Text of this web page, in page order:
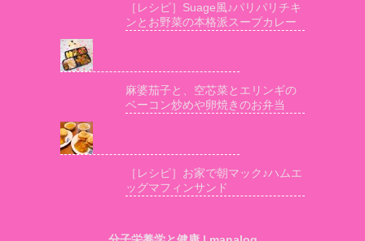
［レシピ］Suage風♪パリパリチキ
ンとお野菜の本格派スープカレー
麻婆茄子と、空芯菜とエリンギの
ベーコン炒めや卵焼きのお弁当
［レシピ］お家で朝マック♪ハムエ
ッグマフィンサンド